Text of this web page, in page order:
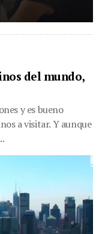
del mundo,
y es bueno
a visitar. Y aunque